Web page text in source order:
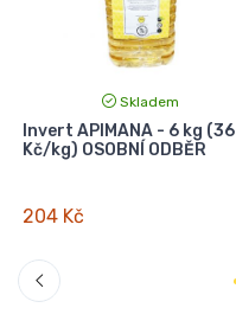
Skladem
Invert APIMANA - 6 kg (36
Kč/kg) OSOBNÍ ODBĚR
204 Kč